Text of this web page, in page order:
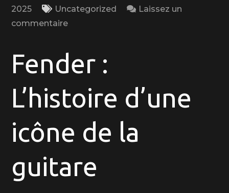
2025
Uncategorized
Laissez un
commentaireon
Guitares
Fender
L’Icone
de
Musique
Fender :
L’histoire d’une
icône de la
guitare